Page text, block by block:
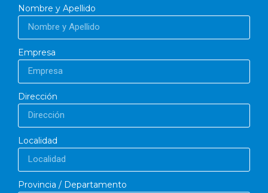
Nombre y Apellido
Empresa
Dirección
Localidad
Provincia / Departamento